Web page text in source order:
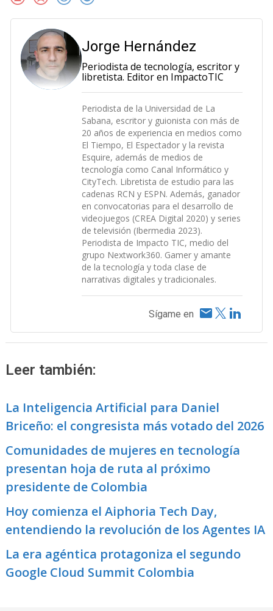
Jorge Hernández
Periodista de tecnología, escritor y
libretista. Editor en ImpactoTIC
Periodista de la Universidad de La
Sabana, escritor y guionista con más de
20 años de experiencia en medios como
El Tiempo, El Espectador y la revista
Esquire, además de medios de
tecnología como Canal Informático y
CityTech. Libretista de estudio para las
cadenas RCN y ESPN. Además, ganador
en convocatorias para el desarrollo de
videojuegos (CREA Digital 2020) y series
de televisión (Ibermedia 2023).
Periodista de Impacto TIC, medio del
grupo Nextwork360. Gamer y amante
de la tecnología y toda clase de
narrativas digitales y tradicionales.
Sígame en
Leer también:
La Inteligencia Artificial para Daniel
Briceño: el congresista más votado del 2026
Comunidades de mujeres en tecnología
presentan hoja de ruta al próximo
presidente de Colombia
Hoy comienza el Aiphoria Tech Day,
entendiendo la revolución de los Agentes IA
La era agéntica protagoniza el segundo
Google Cloud Summit Colombia